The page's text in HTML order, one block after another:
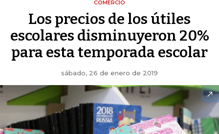
COMERCIO
Los precios de los útiles
escolares disminuyeron 20%
para esta temporada escolar
sábado, 26 de enero de 2019